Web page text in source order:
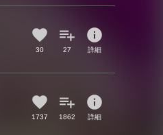
30 27
info
詳細
1737 1862
info
詳細